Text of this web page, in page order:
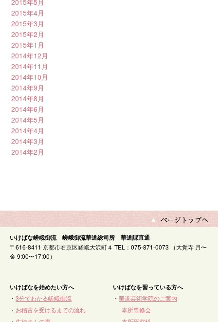
2015年4月
2015年3月
2015年2月
2015年1月
2014年12月
2014年11月
2014年10月
2014年9月
2014年8月
2014年6月
2014年5月
2014年4月
2014年3月
2014年2月
いけばな嵯峨御流 嵯峨御流華道総司所 華道課直通
〒616-8411 京都市右京区嵯峨大沢町４ TEL：075-871-0073 （大覚寺 月〜
金 9:00〜17:00）
いけばなを始めたい方へ
・ 3分でわかる嵯峨御流
・ お稽古を受けるまでの流れ
いけばなを習っている方へ
・華道芸術学院のご案内
本所専修会